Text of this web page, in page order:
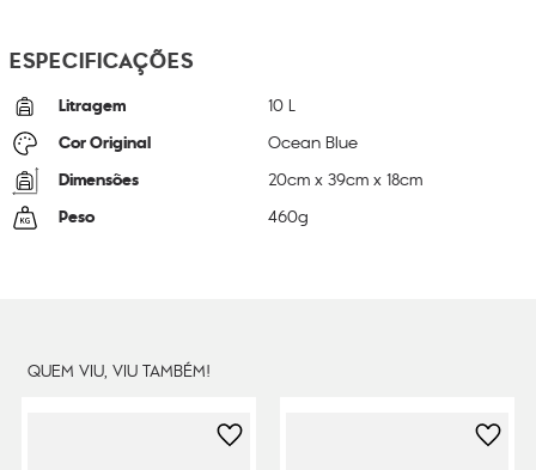
ESPECIFICAÇÕES
Litragem 10 L
Cor Original Ocean Blue
Dimensões 20cm x39cm x18cm
Peso 460g
QUEM VIU, VIU TAMBÉM!